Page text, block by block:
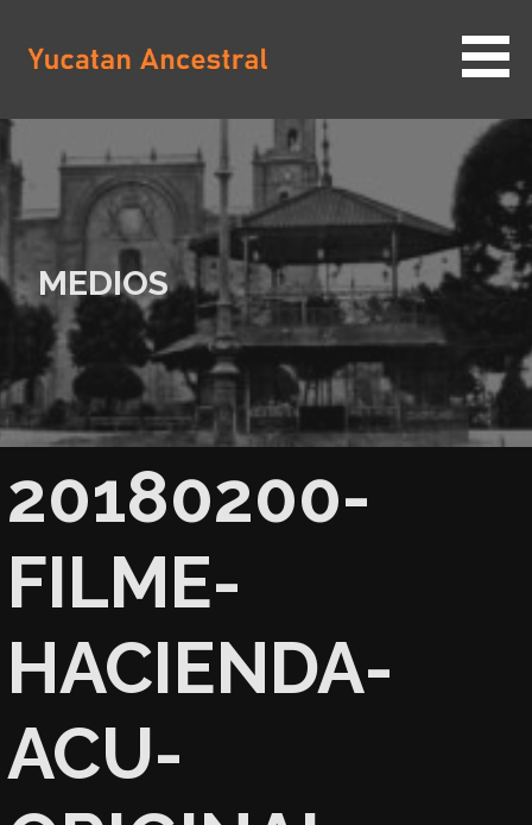
contenido
YUCATAN ANCESTRAL
MEDIOS
20180200-
FILME-
HACIENDA-
ACU-